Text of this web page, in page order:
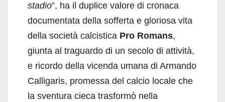
stadio”, ha il duplice valore di cronaca
documentata della sofferta e gloriosa vita
della società calcistica Pro Romans,
giunta al traguardo di un secolo di attività,
e ricordo della vicenda umana di Armando
Calligaris, promessa del calcio locale che
la sventura cieca trasformò nella